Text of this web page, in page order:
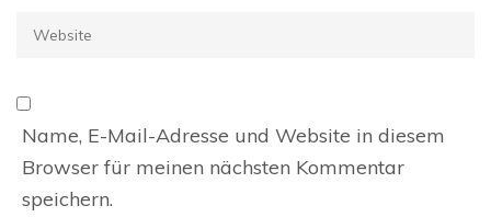
Website
Name, E-Mail-Adresse und Website in diesem
Browser für meinen nächsten Kommentar
speichern.